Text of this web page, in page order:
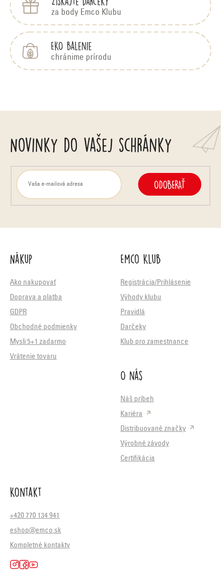
za body Emco Klubu
EKO balenie
chránime prírodu
Novinky do vašej schránky
ODOBERAŤ
Nákup
Ako nakupovať
Doprava a platba
GDPR
Obchodné podmienky
Mysli 5+1 zadarmo
Vrátenie tovaru
Emco Klub
Registrácia/Prihlásenie
Výhody klubu
Pravidlá
Darčeky
Klub pro zamestnance
O nás
Náš príbeh
Kariéra
Distribuované značky
Výrobné závody
Certifikácia
Kontakt
+420 770 134 941
eshop@emco.sk
Kompletné kontakty